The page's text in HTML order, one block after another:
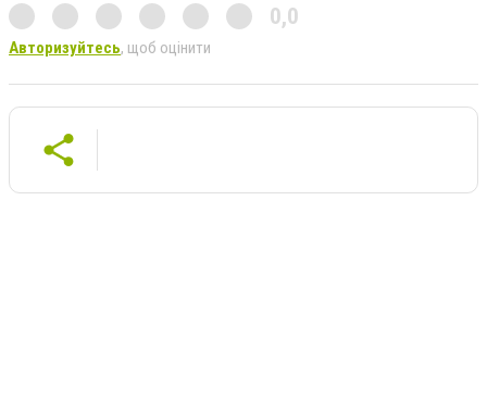
0,0
Авторизуйтесь, щоб оцінити